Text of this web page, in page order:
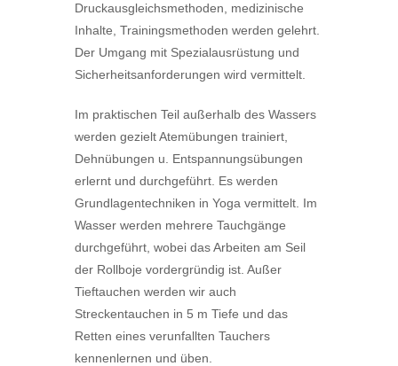
Druckausgleichsmethoden, medizinische
Inhalte, Trainingsmethoden werden gelehrt.
Der Umgang mit Spezialausrüstung und
Sicherheitsanforderungen wird vermittelt.
Im praktischen Teil außerhalb des Wassers
werden gezielt Atemübungen trainiert,
Dehnübungen u. Entspannungsübungen
erlernt und durchgeführt. Es werden
Grundlagentechniken in Yoga vermittelt. Im
Wasser werden mehrere Tauchgänge
durchgeführt, wobei das Arbeiten am Seil
der Rollboje vordergründig ist. Außer
Tieftauchen werden wir auch
Streckentauchen in 5 m Tiefe und das
Retten eines verunfallten Tauchers
kennenlernen und üben.